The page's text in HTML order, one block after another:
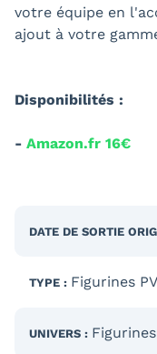
votre équipe en
ajout à votre
Disponibilités :
- Amazon.fr 16€
DATE DE SORTIE
TYPE : Figurines
UNIVERS : Figurines